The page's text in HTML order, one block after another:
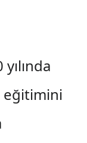
eğitimini